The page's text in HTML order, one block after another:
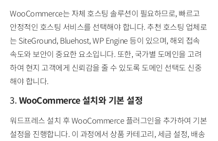
WooCommerce는 자체 호스팅 솔루션이 필요하므로, 빠르고
안정적인 호스팅 서비스를 선택해야 합니다. 추천 호스팅 업체로
는 SiteGround, Bluehost, WP Engine 등이 있으며, 해외 접속
속도와 보안이 중요한 요소입니다. 또한, 국가별 도메인을 고려
하여 현지 고객에게 신뢰감을 줄 수 있도록 도메인 선택도 신중
해야 합니다.
3.WooCommerce 설치와 기본 설정
워드프레스 설치 후 WooCommerce 플러그인을 추가하여 기본
설정을 진행합니다. 이 과정에서 상품 카테고리, 세금 설정, 배송